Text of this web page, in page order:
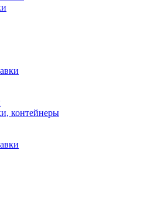
контейнеры